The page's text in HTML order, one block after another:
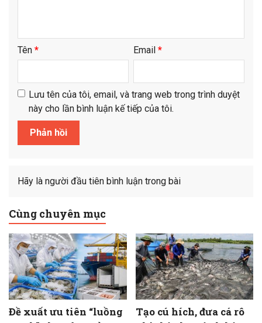
Tên * Email *
Lưu tên của tôi, email, và trang web trong trình duyệt
này cho lần bình luận kế tiếp của tôi.
Hãy là người đầu tiên bình luận trong bài
Cùng chuyên mục
Đề xuất ưu tiên “luồng
Tạo cú hích, đưa cá rô